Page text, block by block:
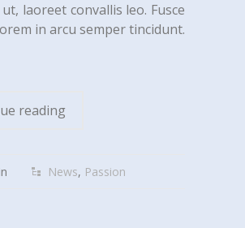
laoreet convallis leo. Fusce
in arcu semper tincidunt.
reading
News, Passion